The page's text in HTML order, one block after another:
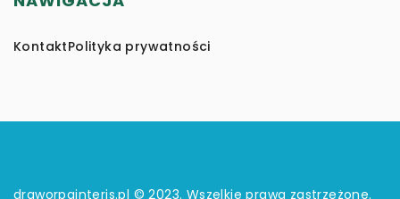
KontaktPolityka prywatności
draworpainteris.pl © 2023. Wszelkie prawa zastrzeżone.